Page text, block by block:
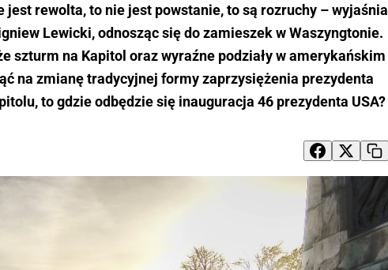
jest rewolta, to nie jest powstanie, to są rozruchy – wyjaśnia
Lewicki, odnosząc się do zamieszek w Waszyngtonie.
szturm na Kapitol oraz wyraźne podziały w amerykańskim
na zmianę tradycyjnej formy zaprzysiężenia prezydenta
to gdzie odbędzie się inauguracja 46 prezydenta USA?